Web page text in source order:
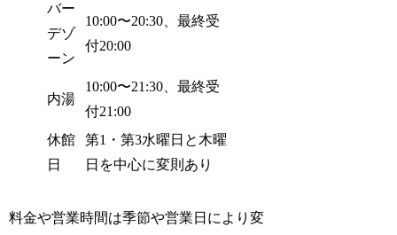
バー
デゾ
ーン
10:00〜20:30、最終受
付20:00
内湯
10:00〜21:30、最終受
付21:00
休館
日
第1・第3水曜日と木曜
日を中心に変則あり
料金や営業時間は季節や営業日により変